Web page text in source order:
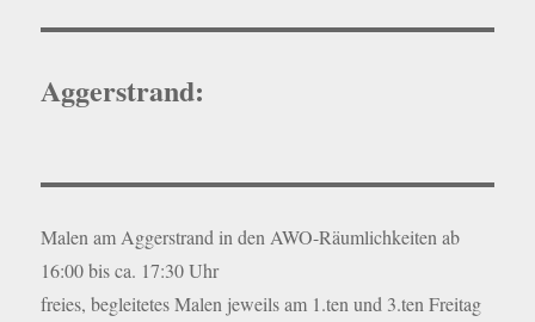
Aggerstrand:
Malen am Aggerstrand in den AWO-Räumlichkeiten ab
16:00 bis ca. 17:30 Uhr
freies, begleitetes Malen jeweils am 1.ten und 3.ten Freitag